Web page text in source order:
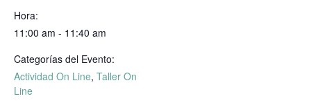
Hora:
11:00 am - 11:40 am
Categorías del Evento:
Actividad On Line, Taller On
Line